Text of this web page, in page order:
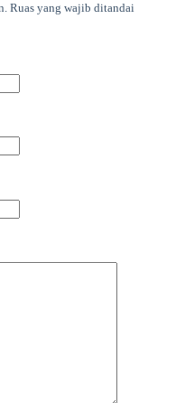
Ruas yang wajib ditandai